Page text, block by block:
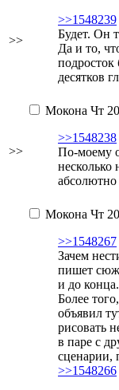
>>
>>1548239
Будет. Он
Да и то,
подросток
десятков
>>
Мокона Чт
>>1548238
По-моему
несколько
Мокона Чт
>>1548267
Зачем
пишет
и до
Более
объявил
рисовать
в паре с
сценарии,
>>1548266